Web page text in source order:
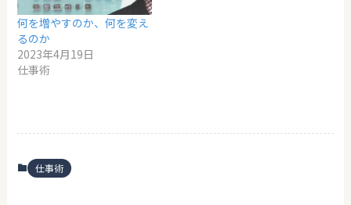
何を増やすのか、何を変え
るのか
2023年4月19日
仕事術
仕事術